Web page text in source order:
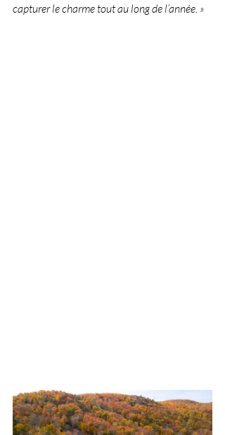
capturer le charme tout au long de l’année. »